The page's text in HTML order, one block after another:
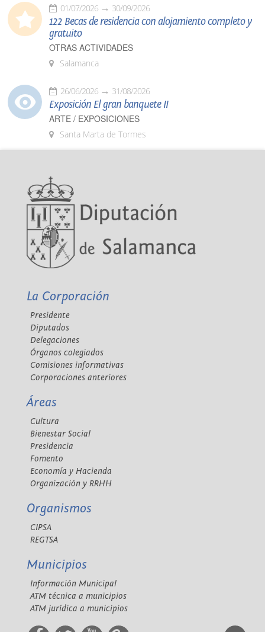
01/07/2026 30/09/2026
122 Becas de residencia con alojamiento completo y
gratuito
OTRAS ACTIVIDADES
Salamanca
26/06/2026 31/08/2026
Exposición El gran banquete II
ARTE / EXPOSICIONES
Santa Marta de Tormes
La Corporación
Presidente
Diputados
Delegaciones
Órganos colegiados
Comisiones informativas
Corporaciones anteriores
Áreas
Cultura
Bienestar Social
Presidencia
Fomento
Economía y Hacienda
Organización y RRHH
Organismos
CIPSA
REGTSA
Municipios
Información Municipal
ATM técnica a municipios
ATM jurídica a municipios